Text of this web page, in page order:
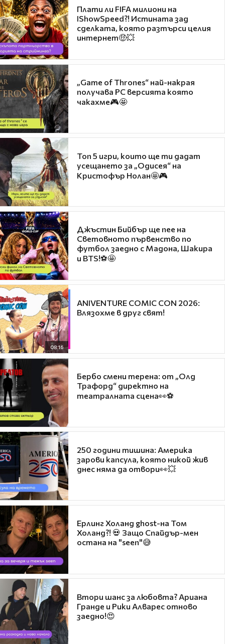
Плати ли FIFA милиони на
IShowSpeed?! Истината зад
сделката, която разтърси целия
интернет🤑💥
„Game of Thrones“ най-накрая
получава PC версията която
чакахме🎮🤩
Топ 5 игри, които ще ти дадат
усещането за „Одисея“ на
Кристофър Нолан🤩🎮
Джъстин Бийбър ще пее на
Световното първенство по
футбол заедно с Мадона, Шакира
и BTS!⚽🤩
08:16
ANIVENTURE COMIC CON 2026:
Влязохме в друг свят!
Бербо смени терена: от „Олд
Трафорд“ директно на
театралната сцена👀⚽
250 години тишина: Америка
зарови капсула, която никой жив
днес няма да отвори👀💥
Ерлинг Холанд ghost-на Том
Холанд?! 💀 Защо Спайдър-мен
остана на "seen"😅
Втори шанс за любовта? Ариана
Гранде и Рики Алварес отново
заедно!😍